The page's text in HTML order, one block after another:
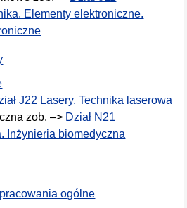
Elementy elektroniczne.
J22 Lasery. Technika laserowa
zob. –> Dział N21
Inżynieria biomedyczna
ogólne